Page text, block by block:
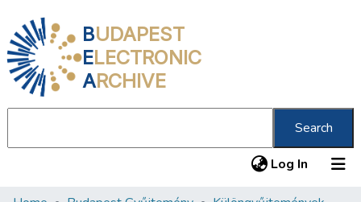
BUDAPEST
ELECTRONIC
ARCHIVE
Search
Log In (current)